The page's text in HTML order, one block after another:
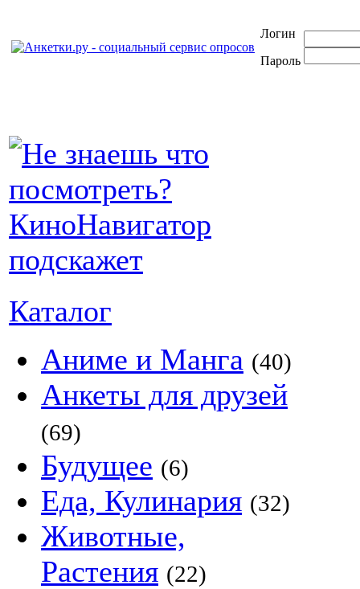
Логин
Пароль
Каталог
Аниме и Манга (40)
Анкеты для друзей
(69)
Будущее (6)
Еда, Кулинария (32)
Животные,
Растения (22)